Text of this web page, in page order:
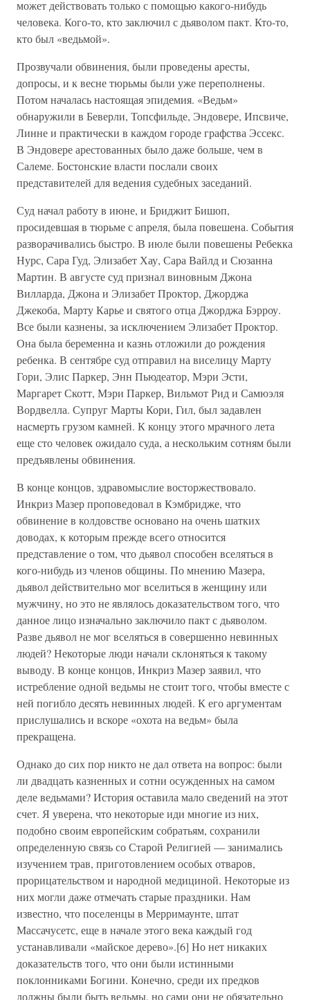
может действовать только с помощью какого-нибудь
человека. Кого-то, кто заключил с дьяволом пакт. Кто-то,
кто был «ведьмой».
Прозвучали обвинения, были проведены аресты,
допросы, и к весне тюрьмы были уже переполнены.
Потом началась настоящая эпидемия. «Ведьм»
обнаружили в Беверли, Топсфильде, Эндовере, Ипсвиче,
Линне и практически в каждом городе графства Эссекс.
В Эндовере арестованных было даже больше, чем в
Салеме. Бостонские власти послали своих
представителей для ведения судебных заседаний.
Суд начал работу в июне, и Бриджит Бишоп,
просидевшая в тюрьме с апреля, была повешена. События
разворачивались быстро. В июле были повешены Ребекка
Нурс, Сара Гуд, Элизабет Хау, Сара Вайлд и Сюзанна
Мартин. В августе суд признал виновным Джона
Вилларда, Джона и Элизабет Проктор, Джорджа
Джекоба, Марту Карье и святого отца Джорджа Бэрроу.
Все были казнены, за исключением Элизабет Проктор.
Она была беременна и казнь отложили до рождения
ребенка. В сентябре суд отправил на виселицу Марту
Гори, Элис Паркер, Энн Пьюдеатор, Мэри Эсти,
Маргарет Скотт, Мэри Паркер, Вильмот Рид и Самюэля
Вордвелла. Супруг Марты Кори, Гил, был задавлен
насмерть грузом камней. К концу этого мрачного лета
еще сто человек ожидало суда, а нескольким сотням были
предъявлены обвинения.
В конце концов, здравомыслие восторжествовало.
Инкриз Мазер проповедовал в Кэмбридже, что
обвинение в колдовстве основано на очень шатких
доводах, к которым прежде всего относится
представление о том, что дьявол способен вселяться в
кого-нибудь из членов общины. По мнению Мазера,
дьявол действительно мог вселиться в женщину или
мужчину, но это не являлось доказательством того, что
данное лицо изначально заключило пакт с дьяволом.
Разве дьявол не мог вселяться в совершенно невинных
людей? Некоторые люди начали склоняться к такому
выводу. В конце концов, Инкриз Мазер заявил, что
истребление одной ведьмы не стоит того, чтобы вместе с
ней погибло десять невинных людей. К его аргументам
прислушались и вскоре «охота на ведьм» была
прекращена.
Однако до сих пор никто не дал ответа на вопрос: были
ли двадцать казненных и сотни осужденных на самом
деле ведьмами? История оставила мало сведений на этот
счет. Я уверена, что некоторые иди многие из них,
подобно своим европейским собратьям, сохранили
определенную связь со Старой Религией — занимались
изучением трав, приготовлением особых отваров,
прорицательством и народной медициной. Некоторые из
них могли даже отмечать старые праздники. Нам
известно, что поселенцы в Мерримаунте, штат
Массачусетс, еще в начале этого века каждый год
устанавливали «майское дерево».[6] Но нет никаких
доказательств того, что они были истинными
поклонниками Богини. Конечно, среди их предков
должны были быть ведьмы, но сами они не обязательно